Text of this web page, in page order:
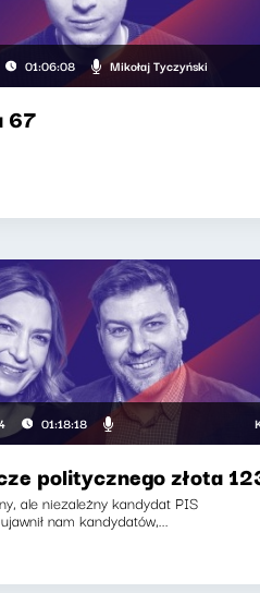
01:06:08 Mikołaj Tyczyński
67
01:18:18
politycznego złota
ale niezależny kandydat PIS
nam kandydatów,...